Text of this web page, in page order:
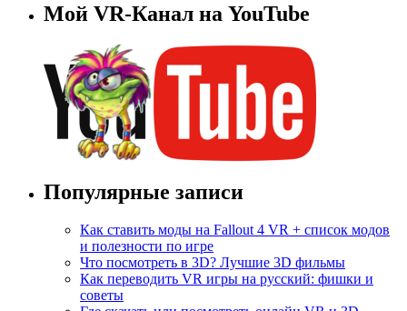
Мой VR-Канал на YouTube
Популярные записи
Как ставить моды на Fallout 4 VR + список модов
и полезности по игре
Что посмотреть в 3D? Лучшие 3D фильмы
Как переводить VR игры на русский: фишки и
советы